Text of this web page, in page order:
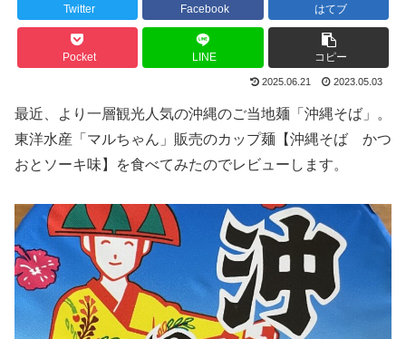
Twitter Facebook はてブ
Pocket LINE コピー
2025.06.21 2023.05.03
最近、より一層観光人気の沖縄のご当地麺「沖縄そば」。
東洋水産「マルちゃん」販売のカップ麺【沖縄そば かつ
おとソーキ味】を食べてみたのでレビューします。